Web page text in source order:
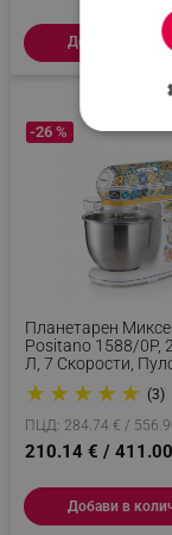
Добави в
Планетарен
Positano 1588/0P,
Л, 7 Скорости,
Дизайн,
Жълт
★ ★ ★ ★ ★ (3)
-26 %
ПЦД: 284.74 € /
210.14 € /
Добави в